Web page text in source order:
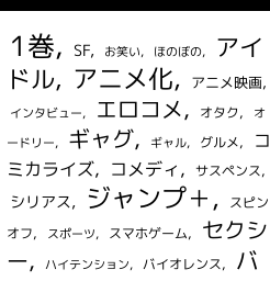
1巻 SF お笑い ほのぼの
アイ
ドル
アニメ化 アニメ映画
インタビュー エロコメ オタク
オ
ードリー
ギャグ ギャル グルメ
コ
ミカライズ
コメディ サスペンス
シリアス ジャンプ＋
スピン
オフ
スポーツ スマホゲーム
セクシ
ー
ハイテンション バイオレンス
バ